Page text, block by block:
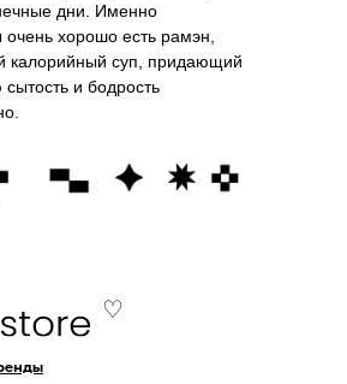
дни. Именно
очень хорошо есть рамэн,
калорийный суп, придающий
и бодрость
♡